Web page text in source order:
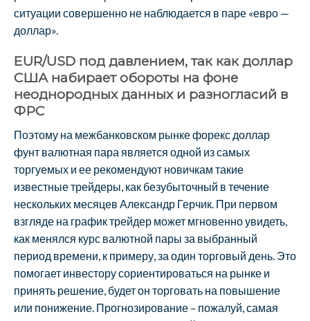
ситуации совершенно не наблюдается в паре «евро —
доллар».
EUR/USD под давлением, так как доллар
США набирает обороты на фоне
неоднородных данных и разногласий в
ФРС
Поэтому на межбанковском рынке форекс доллар
фунт валютная пара является одной из самых
торгуемых и ее рекомендуют новичкам такие
известные трейдеры, как безубыточный в течение
нескольких месяцев Александр Герчик. При первом
взгляде на график трейдер может мгновенно увидеть,
как менялся курс валютной пары за выбранный
период времени, к примеру, за один торговый день. Это
помогает инвестору сориентироваться на рынке и
принять решение, будет он торговать на повышение
или понижение. Прогнозирование – пожалуй, самая